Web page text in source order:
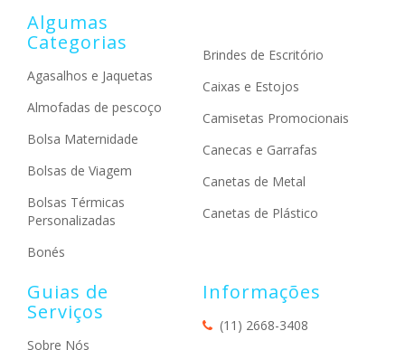
Algumas
Categorias
Agasalhos e Jaquetas
Almofadas de pescoço
Bolsa Maternidade
Bolsas de Viagem
Bolsas Térmicas
Personalizadas
Bonés
Brindes de Escritório
Caixas e Estojos
Camisetas Promocionais
Canecas e Garrafas
Canetas de Metal
Canetas de Plástico
Guias de
Serviços
Sobre Nós
Informações
(11) 2668-3408